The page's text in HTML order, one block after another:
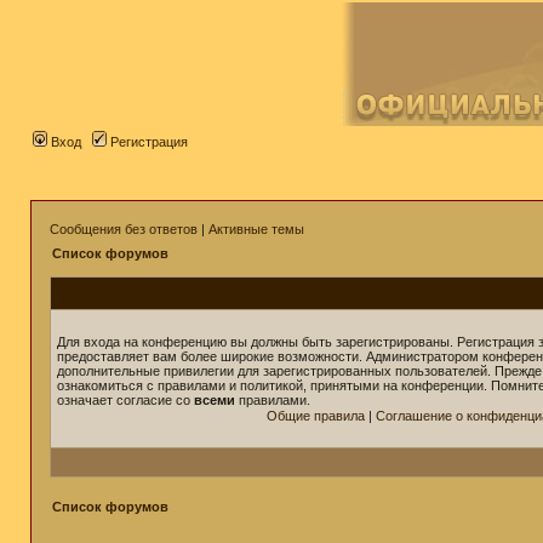
Вход Регистрация
Сообщения без ответов | Активные темы
Список форумов
Для входа на конференцию вы должны быть зарегистрированы. Регистрация
предоставляет вам более широкие возможности. Администратором
дополнительные привилегии для зарегистрированных пользователей.
ознакомиться с правилами и политикой, принятыми на конференции.
означает согласие со всеми правилами.
Общие правила| Соглашение о
Список форумов